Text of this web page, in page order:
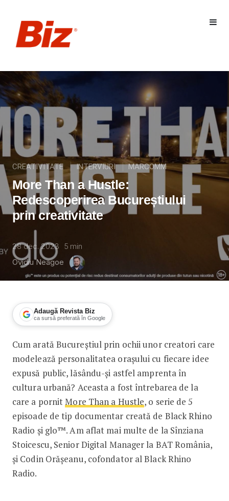
CREATIVITATE INTERVIURI MARCOMM
More Than a Hustle:
Redescoperirea Bucureștiului
prin creativitate
28 dec. 2023 5 min
Ovidiu Neagoe
Adaugă Revista Biz
ca sursă preferată în Google
More Than a Hustle:
Cum arată Bucureștiul prin ochii unor creatori care
modelează personalitatea orașului cu fiecare idee
expusă public, lăsându-și astfel amprenta în
cultura urbană? Aceasta a fost întrebarea de la
care a pornitMore Than a Hustle, o serie de 5
episoade de tip documentar creată de Black Rhino
Radio și glo™. Am aflat mai multe de la Sînziana
Stoicescu, Senior Digital Manager la BAT România,
și Codin Orășeanu, cofondator al Black Rhino
Radio.